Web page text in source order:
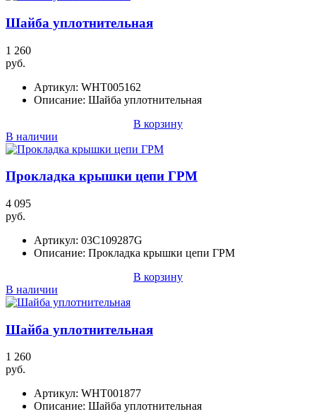
Шайба уплотнительная
1 260
руб.
Артикул: WHT005162
Описание: Шайба уплотнительная
В корзину
В наличии
Прокладка крышки цепи ГРМ
4 095
руб.
Артикул: 03C109287G
Описание: Прокладка крышки цепи ГРМ
В корзину
В наличии
Шайба уплотнительная
1 260
руб.
Артикул: WHT001877
Описание: Шайба уплотнительная